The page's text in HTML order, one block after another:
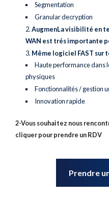
Segmentation
Granular decryption
AugmenLa visibilité en
WAN est trés importante
Même logiciel FAST sur
Haute performance dans
physiques
Fonctionnalités / gestion
Innovation rapide
2-Vous souhaitez nous
cliquer pour prendre un RDV
Prendre